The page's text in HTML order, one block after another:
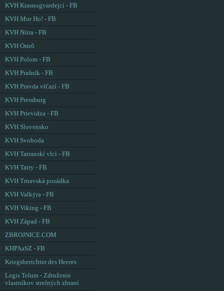
KVH Krasnogvardejci - FB
KVH Mor Ho! - FB
KVH Nitra - FB
KVH Ostrô
KVH Polom - FB
KVH Prašník - FB
KVH Pravda víťazí - FB
KVH Pressburg
KVH Prievidza - FB
KVH Slovensko
KVH Svoboda
KVH Tatranskí vlci - FB
KVH Tatry - FB
KVH Trnavská posádka
KVH Valkýra - FB
KVH Viking - FB
KVH Západ - FB
ZBROJNICE.COM
KHPAaSZ - FB
Kriegsberichter des Heeres
Legis Telum - Združenie
vlastníkov strelných zbraní